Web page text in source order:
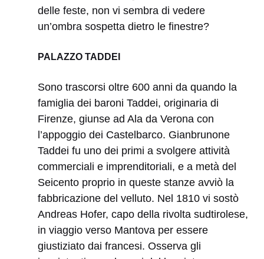
delle feste, non vi sembra di vedere
un’ombra sospetta dietro le finestre?
PALAZZO TADDEI
Sono trascorsi oltre 600 anni da quando la
famiglia dei baroni Taddei, originaria di
Firenze, giunse ad Ala da Verona con
l’appoggio dei Castelbarco. Gianbrunone
Taddei fu uno dei primi a svolgere attività
commerciali e imprenditoriali, e a metà del
Seicento proprio in queste stanze avviò la
fabbricazione del velluto. Nel 1810 vi sostò
Andreas Hofer, capo della rivolta sudtirolese,
in viaggio verso Mantova per essere
giustiziato dai francesi. Osserva gli